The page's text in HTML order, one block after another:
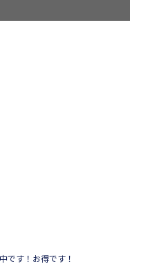
です！お得です！